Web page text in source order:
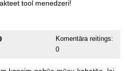
tool menedzeri!
Komentāra reitings:
0